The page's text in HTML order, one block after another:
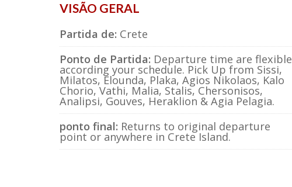
VISÃO GERAL
Partida de: Crete
Ponto de Partida: Departure time are flexible
according your schedule. Pick Up from Sissi,
Milatos, Elounda, Plaka, Agios Nikolaos, Kalo
Chorio, Vathi, Malia, Stalis, Chersonisos,
Analipsi, Gouves, Heraklion & Agia Pelagia.
ponto final: Returns to original departure
point or anywhere in Crete Island.